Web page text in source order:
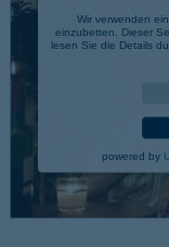
Wir verwenden
einzubetten. Dieser
lesen Sie die Details
powered by